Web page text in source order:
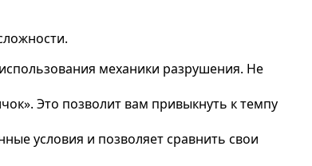
механики разрушения. Не
Это позволит вам привыкнуть к темпу
условия и позволяет сравнить свои